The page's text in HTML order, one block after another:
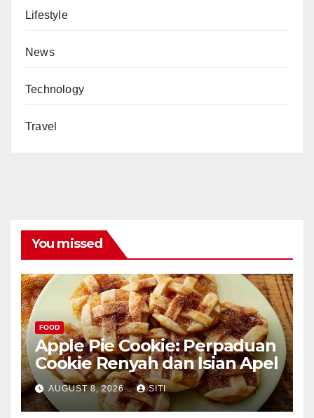
Lifestyle
News
Technology
Travel
You missed
FOOD
Apple Pie Cookie: Perpaduan
Cookie Renyah dan Isian Apel
AUGUST 8, 2026 SITI